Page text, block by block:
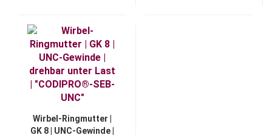
Wirbel-Ringmutter |
GK 8 | UNC-Gewinde |